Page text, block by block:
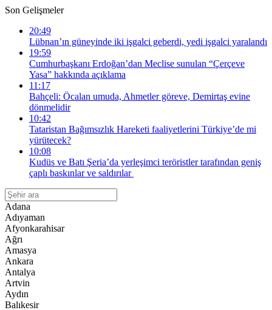
Son Gelişmeler
20:49
Lübnan’ın güneyinde iki işgalci geberdi, yedi işgalci yaralandı
19:59
Cumhurbaşkanı Erdoğan’dan Meclise sunulan “Çerçeve
Yasa” hakkında açıklama
11:17
Bahçeli: Öcalan umuda, Ahmetler göreve, Demirtaş evine
dönmelidir
10:42
Tataristan Bağımsızlık Hareketi faaliyetlerini Türkiye’de mi
yürütecek?
10:08
Kudüs ve Batı Şeria’da yerleşimci teröristler tarafından geniş
çaplı baskınlar ve saldırılar
Adana
Adıyaman
Afyonkarahisar
Ağrı
Amasya
Ankara
Antalya
Artvin
Aydın
Balıkesir